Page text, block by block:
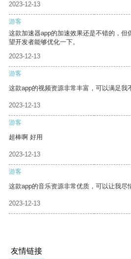
2023-12-13
游客
这款加速器app的加速效果还是不错的，但
望开发者能够优化一下。
2023-12-13
游客
这款app的视频资源非常丰富，可以满足我
2023-12-13
游客
超棒啊 好用
2023-12-13
游客
这款app的音乐资源非常优质，可以让我尽
2023-12-13
友情链接